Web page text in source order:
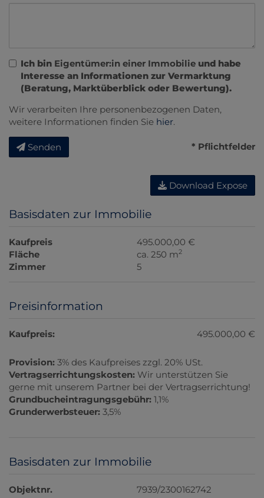
Ich bin Eigentümer:in einer Immobilie und habe
Interesse an Informationen zur Vermarktung
(Beratung, Marktüberblick oder Bewertung).
Wir verarbeiten Ihre personenbezogenen Daten,
weitere Informationen finden Sie hier.
Senden * Pflichtfelder
Download Expose
Basisdaten zur Immobilie
Kaufpreis
495.000,00 €
Fläche
ca. 250 m2
Zimmer 5
Preisinformation
Kaufpreis: 495.000,00 €
Provision: 3% des Kaufpreises zzgl. 20% USt.
Vertragserrichtungskosten: Wir unterstützen Sie
gerne mit unserem Partner bei der Vertragserrichtung!
Grundbucheintragungsgebühr: 1,1%
Grunderwerbsteuer: 3,5%
Basisdaten zur Immobilie
Objektnr.
7939/2300162742